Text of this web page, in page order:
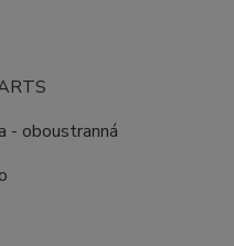
- oboustranná